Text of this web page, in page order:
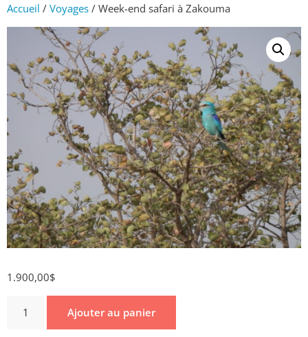
Accueil / Voyages / Week-end safari à Zakouma
1.900,00$
Ajouter au panier